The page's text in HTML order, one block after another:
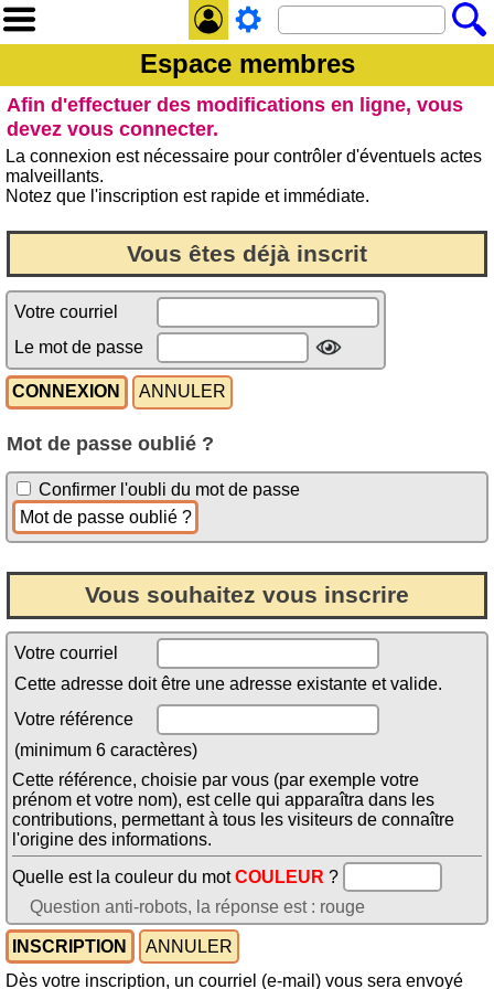
Espace membres
Afin d'effectuer des modifications en ligne, vous
devez vous connecter.
La connexion est nécessaire pour contrôler d'éventuels actes
malveillants.
Notez que l'inscription est rapide et immédiate.
Vous êtes déjà inscrit
Votre courriel
Le mot de passe
Mot de passe oublié ?
Confirmer l'oubli du mot de passe
Vous souhaitez vous inscrire
Votre courriel
Cette adresse doit être une adresse existante et valide.
Votre référence
(minimum 6 caractères)
Cette référence, choisie par vous (par exemple votre
prénom et votre nom), est celle qui apparaîtra dans les
contributions, permettant à tous les visiteurs de connaître
l'origine des informations.
Quelle est la couleur du motCOULEUR ?
Question anti-robots, la réponse est : rouge
Dès votre inscription, un courriel (e-mail) vous sera envoyé